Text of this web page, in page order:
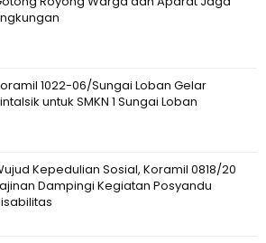
1022-06/Sungai Loban Gelar
untuk SMKN 1 Sungai Loban
Kepedulian Sosial, Koramil 0818/20
Dampingi Kegiatan Posyandu